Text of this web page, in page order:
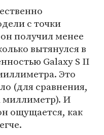
с точки
получил менее
вытянулся в
Galaxy S II
Это
(для сравнения,
миллиметр). И
ощущается, как